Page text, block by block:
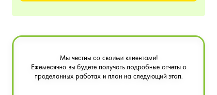
Мы честны со своими клиентами!
Ежемесячно вы будете получать подробные отчеты о
проделанных работах и план на следующий этап.